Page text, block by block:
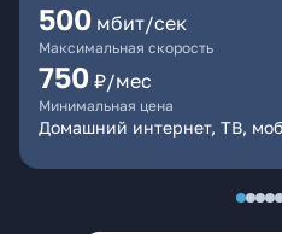
500 мбит/сек
Максимальная скорость
750 ₽/мес
Минимальная цена
Домашний интернет, ТВ,